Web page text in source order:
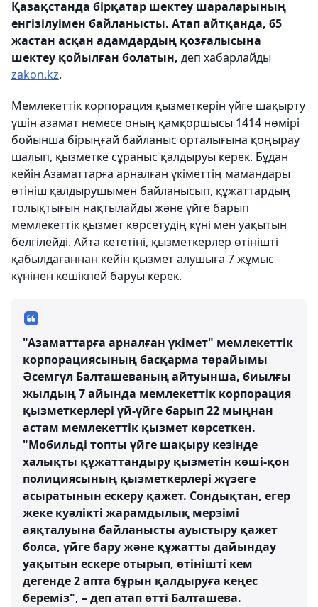
Қазақстанда бірқатар шектеу шараларының
енгізілуімен байланысты. Атап айтқанда, 65
жастан асқан адамдардың қозғалысына
шектеу қойылған болатын, деп хабарлайды
zakon.kz.
Мемлекеттік корпорация қызметкерін үйге шақырту
үшін азамат немесе оның қамқоршысы 1414 нөмірі
бойынша бірыңғай байланыс орталығына қоңырау
шалып, қызметке сұраныс қалдыруы керек. Бұдан
кейін Азаматтарға арналған үкіметтің мамандары
өтініш қалдырушымен байланысып, құжаттардың
толықтығын нақтылайды және үйге барып
мемлекеттік қызмет көрсетудің күні мен уақытын
белгілейді. Айта кететіні, қызметкерлер өтінішті
қабылдағаннан кейін қызмет алушыға 7 жұмыс
күнінен кешікпей баруы керек.
"Азаматтарға арналған үкімет" мемлекеттік
корпорациясының басқарма төрайымы
Әсемгүл Балташеваның айтуынша, биылғы
жылдың 7 айында мемлекеттік корпорация
қызметкерлері үй-үйге барып 22 мыңнан
астам мемлекеттік қызмет көрсеткен.
"Мобильді топты үйге шақыру кезінде
халықты құжаттандыру қызметін көші-қон
полициясының қызметкерлері жүзеге
асыратынын ескеру қажет. Сондықтан, егер
жеке куәлікті жарамдылық мерзімі
аяқталуына байланысты ауыстыру қажет
болса, үйге бару және құжатты дайындау
уақытын ескере отырып, өтінішті кем
дегенде 2 апта бұрын қалдыруға кеңес
береміз", – деп атап өтті Балташева.